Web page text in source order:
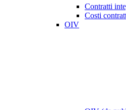
Contratti
Costi
OIV